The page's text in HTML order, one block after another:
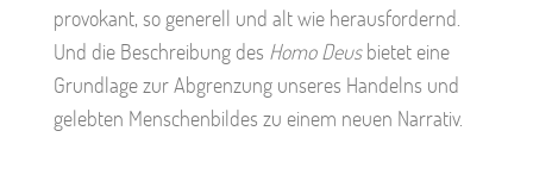
provokant, so generell und alt wie herausfordernd.
Und die Beschreibung des Homo Deusbietet eine
Grundlage zur Abgrenzung unseres Handelns und
gelebten Menschenbildes zu einem neuen Narrativ.